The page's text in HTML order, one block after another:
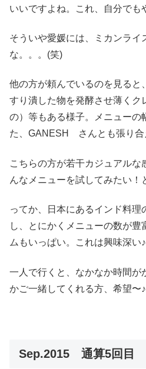
いいですよね。これ、自分でも
そういや愛媛には、ミカンライ
な。。。(笑)
他の方が頼んでいるのを見ると
すり潰した物を発酵させ薄くク
の）等もある様子。メニューの
た、GANESH さんとも張り合
こちらの方が若干カジュアル
んなメニューを試してみたい！
ってか、日本にあるインド料理
し、とにかくメニューの数が豊
ムもいっぱい。これは興味深い♪
一人で行くと、なかなか時間が
かご一緒してくれる方、希望〜♪
Sep.2015 通算5回目